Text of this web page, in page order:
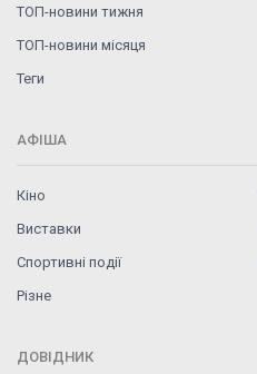
ТОП-новини тижня
ТОП-новини місяця
Теги
АФІША
Кіно
Виставки
Спортивні події
Різне
ДОВІДНИК